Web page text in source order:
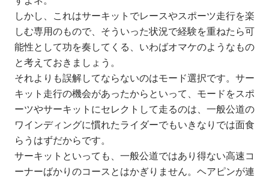
しかし、これはサーキットでレースやスポーツ走行を楽
しむ専用のもので、そういった状況で経験を重ねたら可
能性として功を奏してくる、いわばオマケのようなもの
と考えておきましょう。
それよりも誤解してならないのはモード選択です。サー
キット走行の機会があったからといって、モードをスポ
ーツやサーキットにセレクトして走るのは、一般公道の
ワインディングに慣れたライダーでもいきなりでは面食
らうはずだからです。
サーキットといっても、一般公道ではあり得ない高速コ
ーナーばかりのコースとはかぎりません。ヘアピンが連